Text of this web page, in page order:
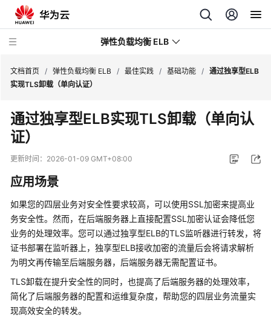
弹性负载均衡 ELB
最
新
动
产
品
介
绍
计
费
明
快
文档首页 / 弹性负载均衡 ELB / 最佳实践 / 基础功能 / 通过独享型ELB
实现TLS卸载（单向认证）
通过独享型ELB实现TLS卸载（单向认
证）
更新时间： 2026-01-09 GMT+08:00
应用场景
如果您的四层业务对安全性要求较高，可以使用SSL加密来提高业
务安全性。然而，在后端服务器上直接配置SSL加密认证会降低您
业务的处理效率。您可以通过独享型ELB的TLS监听器进行转发，将
证书部署在监听器上，独享型ELB接收加密的流量后会将请求解析
为明文再传输至后端服务器，后端服务器无需配置证书。
TLS卸载在提升安全性的同时，也提高了后端服务器的处理效率，
简化了后端服务器的配置和运维复杂度，帮助您的四层业务流量实
现高效安全的转发。